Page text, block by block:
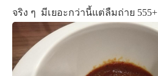
จริง ๆ มีเยอะกว่านี้แต่ลืมถ่าย 555+